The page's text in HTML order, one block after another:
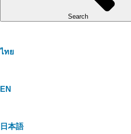
Search
ไทย
EN
日本語